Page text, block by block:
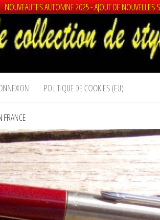
NOUVEAUTES AUTOMNE 2025 - AJOUT DE NOUVELLES
POLITIQUE DE COOKIES (EU)